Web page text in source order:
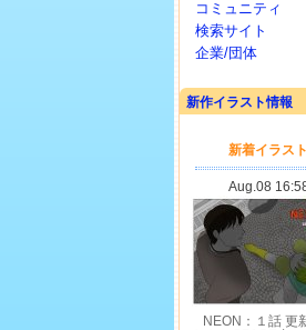
コミュニティ
検索サイト
企業/団体
新作イラスト情報